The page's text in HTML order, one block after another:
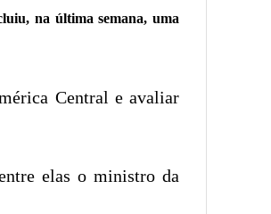
na última semana, uma
Central e avaliar
elas o ministro da